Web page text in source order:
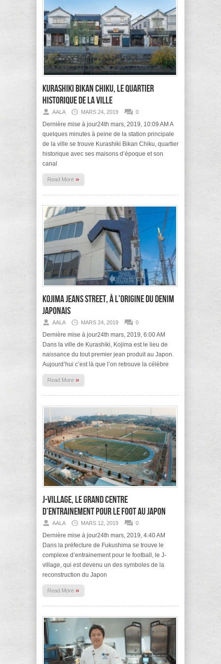
Kurashiki Bikan Chiku, le quartier
historique de la ville
AALA MARS 24, 2019 0
Dernière mise à jour24th mars, 2019, 10:09 AM A
quelques minutes à peine de la station principale
de la ville se trouve Kurashiki Bikan Chiku, quartier
historique avec ses maisons d’époque et son
canal
Read More »
Kojima Jeans Street, à l’origine du Denim
japonais
AALA MARS 24, 2019 0
Dernière mise à jour24th mars, 2019, 6:00 AM
Dans la ville de Kurashiki, Kojima est le lieu de
naissance du tout premier jean produit au Japon.
Aujourd’hui c’est là que l’on retrouve la célèbre
Read More »
J-village, le grand centre
d’entrainement pour le foot au Japon
AALA MARS 12, 2019 0
Dernière mise à jour24th mars, 2019, 4:40 AM
Dans la préfecture de Fukushima se trouve le
complexe d’entrainement pour le football, le J-
village, qui est devenu un des symboles de la
reconstruction du Japon
Read More »